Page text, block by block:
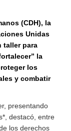
(CDH), la
Unidas
taller para
la
los
y combatir
presentando
destacó, entre
los derechos